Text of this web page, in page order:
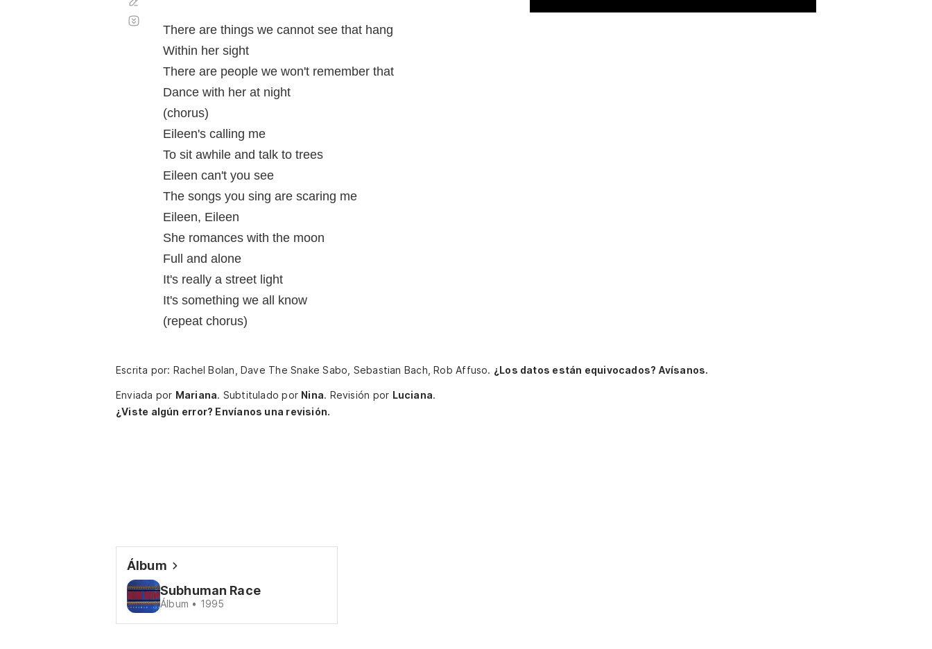
There are things we cannot see that hang
Within her sight
There are people we won't remember that
Dance with her at night
(chorus)
Eileen's calling me
To sit awhile and talk to trees
Eileen can't you see
The songs you sing are scaring me
Eileen, Eileen
She romances with the moon
Full and alone
It's really a street light
It's something we all know
(repeat chorus)
automático
Escrita por: Rachel Bolan, Dave The Snake Sabo, Sebastian Bach, Rob Affuso. ¿Los datos están equivocados? Avísanos.
Enviada por Mariana. Subtitulado por Nina. Revisión por Luciana.
¿Viste algún error? Envíanos una revisión.
Álbum
Subhuman Race
Álbum • 1995